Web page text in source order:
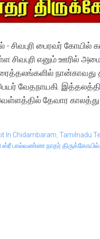
பைரவர் கோயில்
சிவபுரி எனும் ஊரில்
நான்காவது
வேதநாயகி.
தேவார
In Chidambaram Tamilnadu
ஸ்ரீ பால்வண்ண நாதர் திருக்கோயில்